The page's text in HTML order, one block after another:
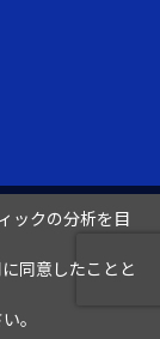
ックの分析を目
同意したことと
。